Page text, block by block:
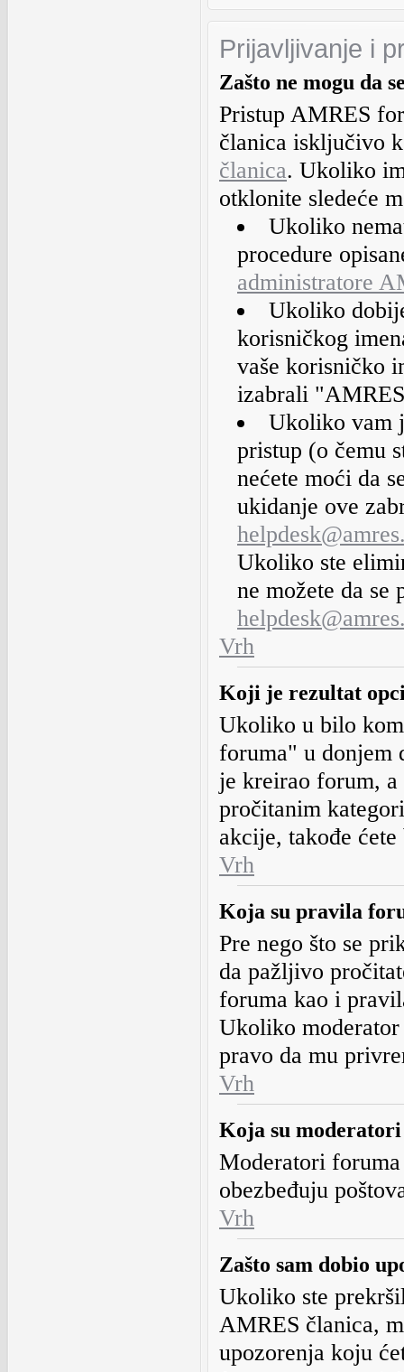
Prijavljivanje i
Zašto ne mogu da
Pristup AMRES
članica isključivo
članica. Ukoliko
otklonite sledeće
Ukoliko
procedure
administratore
Ukoliko
korisničkog
vaše korisničko
izabrali
Ukoliko vam
pristup (o čemu
nećete moći da
ukidanje ove
Ukoliko ste
ne možete da se
Vrh
Koji je rezultat
Ukoliko u bilo
foruma" u donjem
je kreirao forum,
pročitanim
akcije, takođe
Vrh
Koja su pravila
Pre nego što se
da pažljivo
foruma kao i
Ukoliko
pravo da mu
Vrh
Koja su
Moderatori
obezbeđuju
Vrh
Zašto sam dobio
Ukoliko ste
AMRES članica,
upozorenja koju